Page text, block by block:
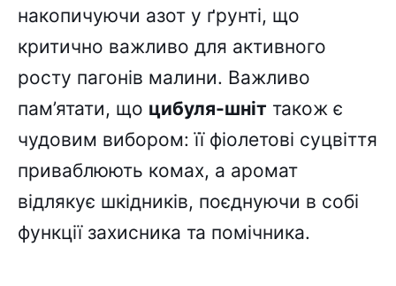
накопичуючи азот у ґрунті, що
критично важливо для активного
росту пагонів малини. Важливо
пам’ятати, що цибуля-шніт також є
чудовим вибором: її фіолетові суцвіття
приваблюють комах, а аромат
відлякує шкідників, поєднуючи в собі
функції захисника та помічника.